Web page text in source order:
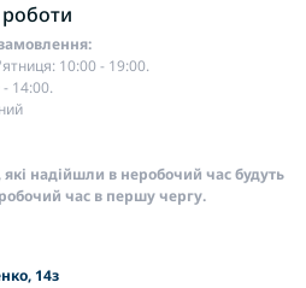
роботи
10:00 - 19:00.
14:00.
надійшли в неробочий час будуть
час в першу чергу.
14з